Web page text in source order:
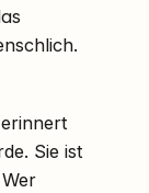
Sie ist